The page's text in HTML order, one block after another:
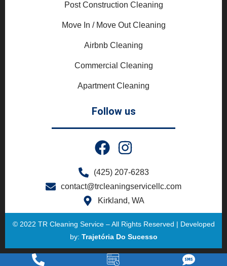
Post Construction Cleaning
Move In / Move Out Cleaning
Airbnb Cleaning
Commercial Cleaning
Apartment Cleaning
Follow us
(425) 207-6283
contact@trcleaningservicellc.com
Kirkland, WA
© 2022 TR Cleaning Service – All Rights Reserved | Developed
by: Trajetória Do Sucesso